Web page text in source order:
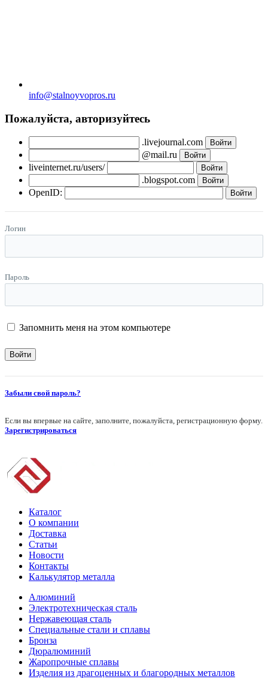
info@stalnoyvopros.ru
Пожалуйста, авторизуйтесь
.livejournal.com
@mail.ru
liveinternet.ru/users/
.blogspot.com
OpenID:
Логин
Пароль
Запомнить меня на этом компьютере
Забыли свой пароль?
Если вы впервые на сайте, заполните, пожалуйста, регистрационную форму.
Зарегистрироваться
Каталог
О компании
Доставка
Статьи
Новости
Контакты
Калькулятор металла
Алюминий
Электротехническая сталь
Нержавеющая сталь
Специальные стали и сплавы
Бронза
Дюралюминий
Жаропрочные сплавы
Изделия из драгоценных и благородных металлов